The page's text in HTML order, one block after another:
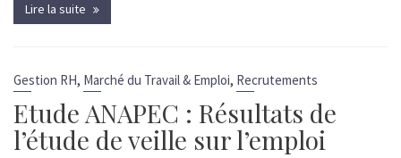
Lire la suite
Gestion RH, Marché du Travail & Emploi, Recrutements
Etude ANAPEC : Résultats de
l’étude de veille sur l’emploi